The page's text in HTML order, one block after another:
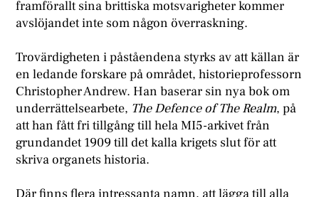
framförallt sina brittiska motsvarigheter kommer
avslöjandet inte som någon överraskning.
Trovärdigheten i påståendena styrks av att källan är
en ledande forskare på området, historieprofessorn
Christopher Andrew. Han baserar sin nya bok om
underrättelsearbete, The Defence of The Realm, på
att han fått fri tillgång till hela MI5-arkivet från
grundandet 1909 till det kalla krigets slut för att
skriva organets historia.